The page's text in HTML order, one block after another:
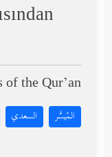
the Qur’an:
المُيسَّر السعدي